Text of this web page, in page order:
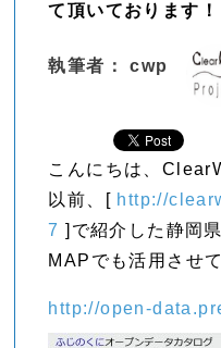
て頂いております！
執筆者： cwp
こんにちは、
以前、[ http://
7 ]で紹介した静岡
MAPでも活用させ
http://open-